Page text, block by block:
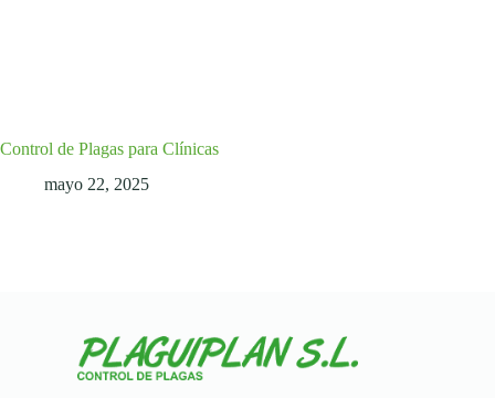
Control de Plagas para Clínicas
mayo 22, 2025